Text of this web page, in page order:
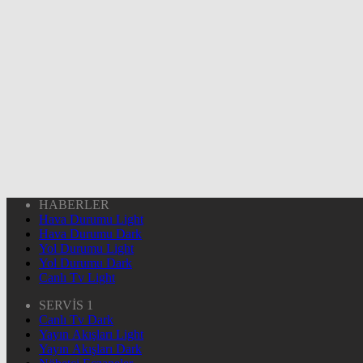
HABERLER
Hava Durumu Light
Hava Durumu Dark
Yol Durumu Light
Yol Durumu Dark
Canlı Tv Light
SERVİS 1
Canlı Tv Dark
Yayın Akışları Light
Yayın Akışları Dark